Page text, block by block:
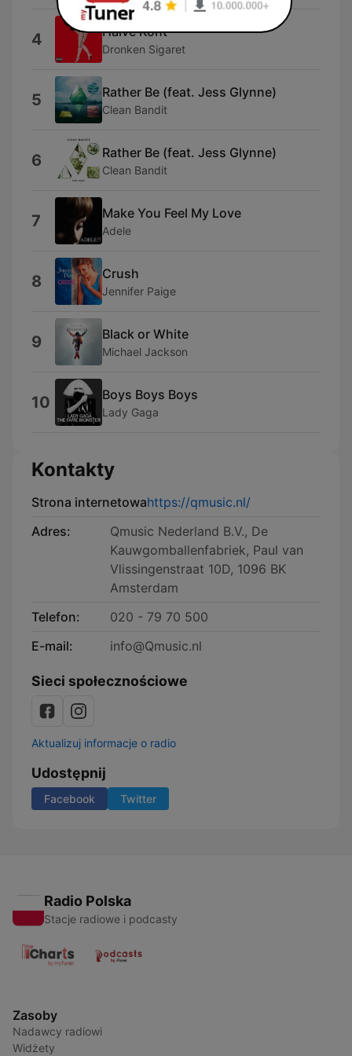
4 Halve Kont
Dronken Sigaret
5 Rather Be (feat. Jess Glynne)
Clean Bandit
6 Rather Be (feat. Jess Glynne)
Clean Bandit
7 Make You Feel My Love
Adele
8 Crush
Jennifer Paige
9 Black or White
Michael Jackson
10 Boys Boys Boys
Lady Gaga
Kontakty
Strona internetowahttps://qmusic.nl/
Adres:
Qmusic Nederland B.V., De
Kauwgomballenfabriek, Paul van
Vlissingenstraat 10D, 1096 BK
Amsterdam
Telefon:
020 - 79 70 500
E-mail:
info@Qmusic.nl
Sieci społecznościowe
Aktualizuj informacje o radio
Udostępnij
Facebook Twitter
Radio Polska
Stacje radiowe i podcasty
Zasoby
Nadawcy radiowi
Widżety